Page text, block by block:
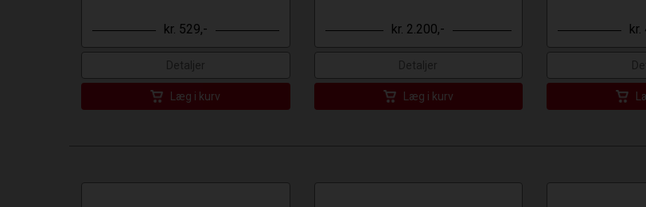
kr. 529,-
Detaljer
Læg i kurv
kr. 2.200,-
Detaljer
Læg i kurv
kr.